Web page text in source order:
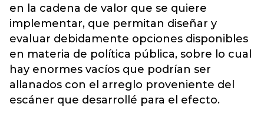
en la cadena de valor que se quiere
implementar, que permitan diseñar y
evaluar debidamente opciones disponibles
en materia de política pública, sobre lo cual
hay enormes vacíos que podrían ser
allanados con el arreglo proveniente del
escáner que desarrollé para el efecto.